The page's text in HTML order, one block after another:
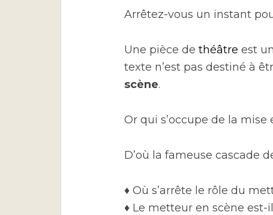
Arrêtez-vous un instant
Une pièce de théâtre est un
texte n’est pas destiné à
scène.
Or qui s’occupe de la mise
D’où la fameuse cascade
♦ Où s’arrête le rôle du
♦ Le metteur en scène